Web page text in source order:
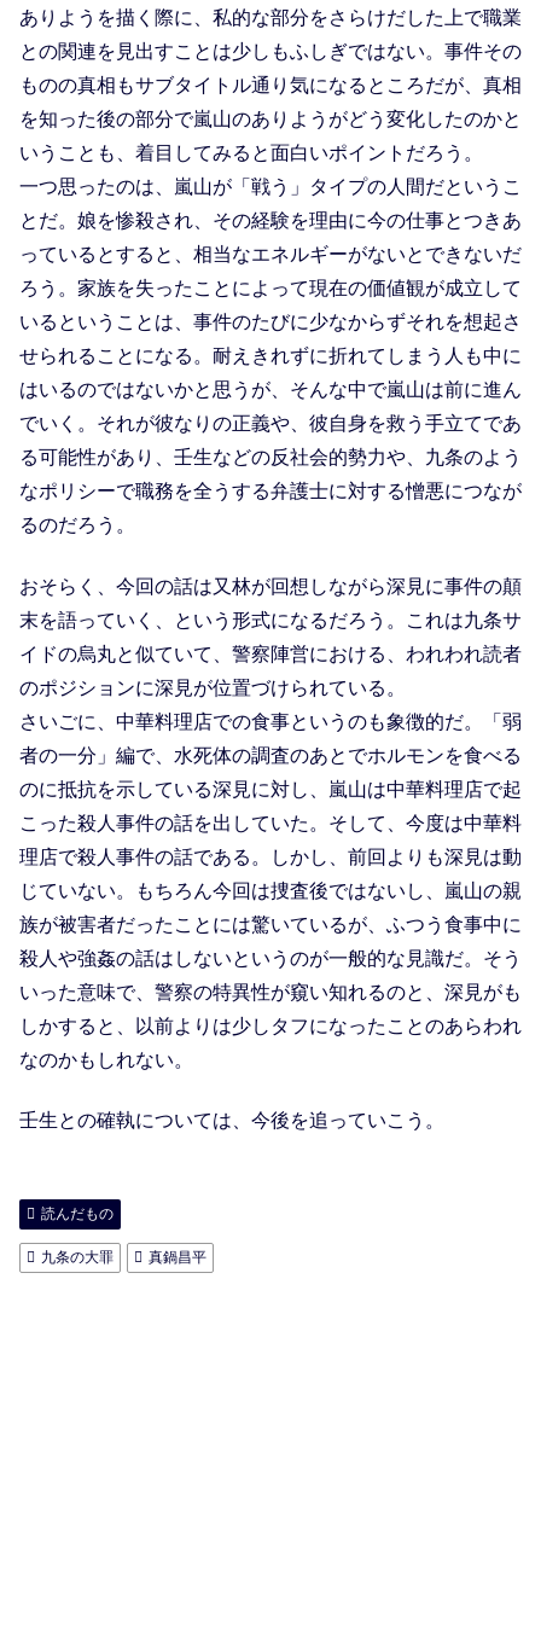
ありようを描く際に、私的な部分をさらけだした上で職業
との関連を見出すことは少しもふしぎではない。事件その
ものの真相もサブタイトル通り気になるところだが、真相
を知った後の部分で嵐山のありようがどう変化したのかと
いうことも、着目してみると面白いポイントだろう。
一つ思ったのは、嵐山が「戦う」タイプの人間だというこ
とだ。娘を惨殺され、その経験を理由に今の仕事とつきあ
っているとすると、相当なエネルギーがないとできないだ
ろう。家族を失ったことによって現在の価値観が成立して
いるということは、事件のたびに少なからずそれを想起さ
せられることになる。耐えきれずに折れてしまう人も中に
はいるのではないかと思うが、そんな中で嵐山は前に進ん
でいく。それが彼なりの正義や、彼自身を救う手立てであ
る可能性があり、壬生などの反社会的勢力や、九条のよう
なポリシーで職務を全うする弁護士に対する憎悪につなが
るのだろう。
おそらく、今回の話は又林が回想しながら深見に事件の顛
末を語っていく、という形式になるだろう。これは九条サ
イドの烏丸と似ていて、警察陣営における、われわれ読者
のポジションに深見が位置づけられている。
さいごに、中華料理店での食事というのも象徴的だ。「弱
者の一分」編で、水死体の調査のあとでホルモンを食べる
のに抵抗を示している深見に対し、嵐山は中華料理店で起
こった殺人事件の話を出していた。そして、今度は中華料
理店で殺人事件の話である。しかし、前回よりも深見は動
じていない。もちろん今回は捜査後ではないし、嵐山の親
族が被害者だったことには驚いているが、ふつう食事中に
殺人や強姦の話はしないというのが一般的な見識だ。そう
いった意味で、警察の特異性が窺い知れるのと、深見がも
しかすると、以前よりは少しタフになったことのあらわれ
なのかもしれない。
壬生との確執については、今後を追っていこう。
読んだもの
九条の大罪 真鍋昌平